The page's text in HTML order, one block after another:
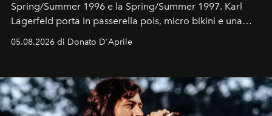
Spring/Summer 1996 e la Spring/Summer 1997. Karl
Lagerfeld porta in passerella pois, micro bikini e una
logomania pensata per la spiaggia
Kate, Claudia e Carla una dietro l'altra. Trent'anni dopo,
uno dei documenti più contemporanei che abbiamo.
05.08.2026 di Donato D'Aprile